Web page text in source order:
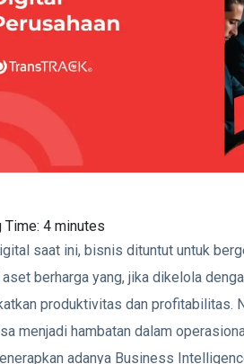
Time: 4 minutes
saat ini, bisnis dituntut untuk
berharga yang, jika dikelola
produktivitas dan profitabilitas.
menjadi hambatan dalam
adanya Business